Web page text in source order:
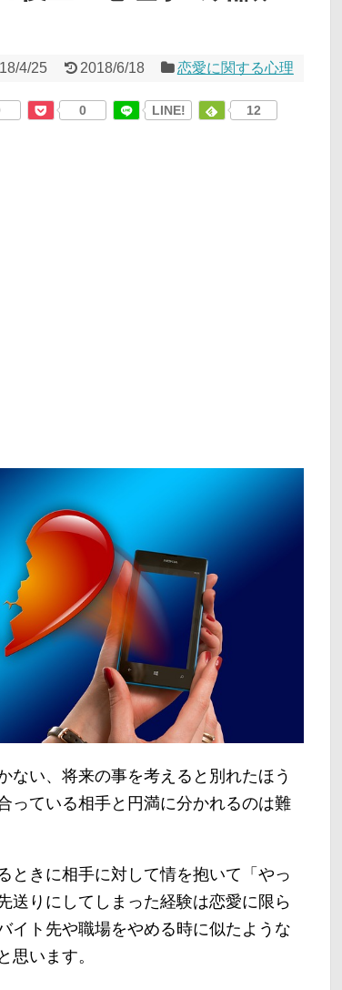
4/25 2018/6/18 恋愛に関する心理
0 LINE! 12
ない、将来の事を考えると別れたほう
っている相手と円満に分かれるのは難
ときに相手に対して情を抱いて「やっ
送りにしてしまった経験は恋愛に限ら
イト先や職場をやめる時に似たような
思います。